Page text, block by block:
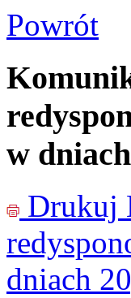
Powrót
w
Drukuj
dniach